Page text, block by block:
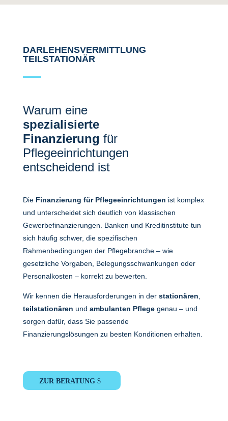
DARLEHENSVERMITTLUNG
TEILSTATIONÄR
Warum eine
spezialisierte
Finanzierung für
Pflegeeinrichtungen
entscheidend ist
Die Finanzierung für Pflegeeinrichtungen ist komplex
und unterscheidet sich deutlich von klassischen
Gewerbefinanzierungen. Banken und Kreditinstitute tun
sich häufig schwer, die spezifischen
Rahmenbedingungen der Pflegebranche – wie
gesetzliche Vorgaben, Belegungsschwankungen oder
Personalkosten – korrekt zu bewerten.
Wir kennen die Herausforderungen in der stationären
teilstationären und ambulanten Pflegegenau – und
sorgen dafür, dass Sie passende
Finanzierungslösungen zu besten Konditionen erhalten.
ZUR BERATUNG